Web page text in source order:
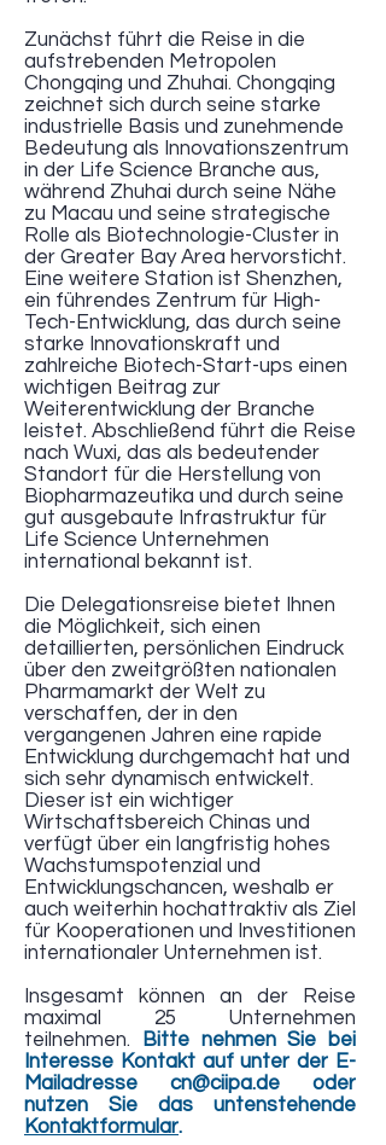
Zunächst führt die Reise in die
aufstrebenden Metropolen
Chongqing und Zhuhai. Chongqing
zeichnet sich durch seine starke
industrielle Basis und zunehmende
Bedeutung als Innovationszentrum
in der Life Science Branche aus,
während Zhuhai durch seine Nähe
zu Macau und seine strategische
Rolle als Biotechnologie-Cluster in
der Greater Bay Area hervorsticht.
Eine weitere Station ist Shenzhen,
ein führendes Zentrum für High-
Tech-Entwicklung, das durch seine
starke Innovationskraft und
zahlreiche Biotech-Start-ups einen
wichtigen Beitrag zur
Weiterentwicklung der Branche
leistet. Abschließend führt die Reise
nach Wuxi, das als bedeutender
Standort für die Herstellung von
Biopharmazeutika und durch seine
gut ausgebaute Infrastruktur für
Life Science Unternehmen
international bekannt ist.
Die Delegationsreise bietet Ihnen
die Möglichkeit, sich einen
detaillierten, persönlichen Eindruck
über den zweitgrößten nationalen
Pharmamarkt der Welt zu
verschaffen, der in den
vergangenen Jahren eine rapide
Entwicklung durchgemacht hat und
sich sehr dynamisch entwickelt.
Dieser ist ein wichtiger
Wirtschaftsbereich Chinas und
verfügt über ein langfristig hohes
Wachstumspotenzial und
Entwicklungschancen, weshalb er
auch weiterhin hochattraktiv als Ziel
für Kooperationen und Investitionen
internationaler Unternehmen ist.
Insgesamt können an der Reise
maximal 25 Unternehmen
teilnehmen.
Bitte nehmen Sie bei
Interesse Kontakt auf unter der E-
Mailadresse cn@ciipa.de oder
nutzen Sie das untenstehende
Kontaktformular.